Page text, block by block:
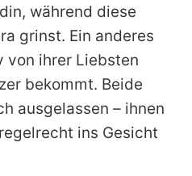
während diese
grinst. Ein anderes
von ihrer Liebsten
bekommt. Beide
ausgelassen – ihnen
ins Gesicht